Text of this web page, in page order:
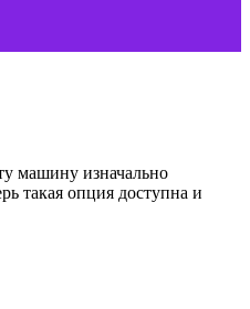
машину изначально
такая опция доступна и